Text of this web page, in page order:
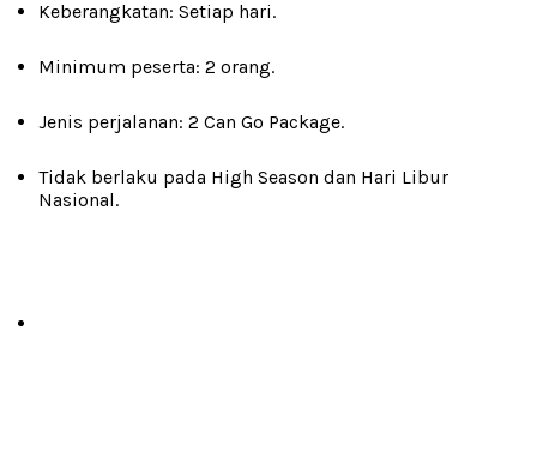
Keberangkatan: Setiap hari.
Minimum peserta: 2 orang.
Jenis perjalanan: 2 Can Go Package.
Tidak berlaku pada High Season dan Hari Libur
Nasional.